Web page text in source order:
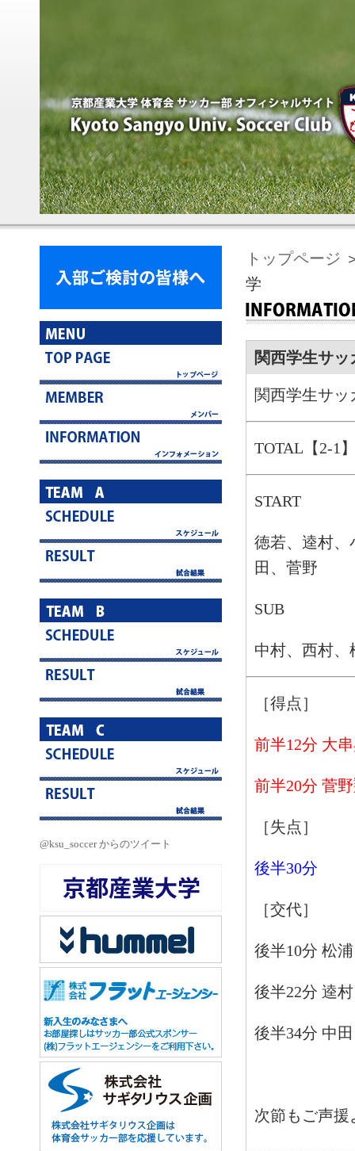
@ksu_soccer からのツイート
トップページ
学
関西学生サ
関西学生サ
TOTAL【2-1
START
徳若、逵村、
田、菅野
SUB
中村、西村
［得点］
前半12分 大
前半20分 菅
［失点］
後半30分
［交代］
後半10分 松
後半22分 逵
後半34分 中
次節もご声